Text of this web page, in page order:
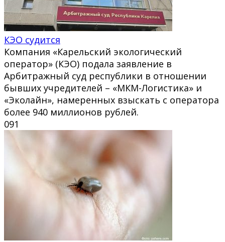
КЭО судится
Компания «Карельский экологический
оператор» (КЭО) подала заявление в
Арбитражный суд республики в отношении
бывших учредителей – «МКМ-Логистика» и
«Эколайн», намеренных взыскать с оператора
более 940 миллионов рублей.
091